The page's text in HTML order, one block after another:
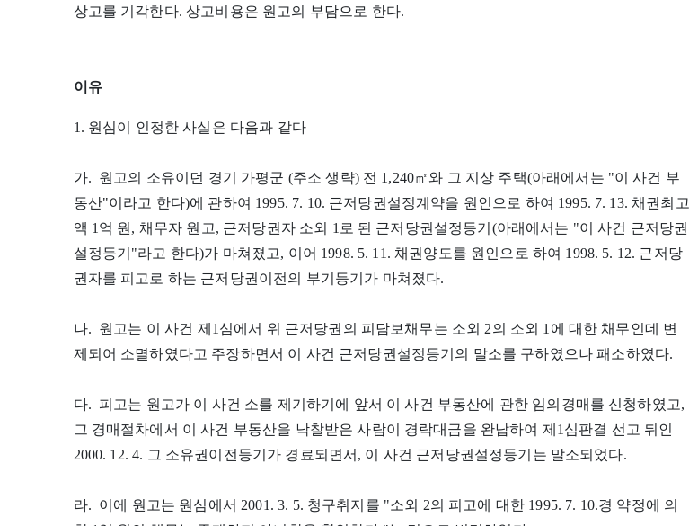
상고를 기각한다. 상고비용은 원고의 부담으로 한다.
이유
1. 원심이 인정한 사실은 다음과 같다
가. 원고의 소유이던 경기 가평군 (주소 생략) 전 1,240㎡와 그 지상 주택(아래에서는 "이 사건 부
동산"이라고 한다)에 관하여 1995. 7. 10. 근저당권설정계약을 원인으로 하여 1995. 7. 13. 채권최고
액 1억 원, 채무자 원고, 근저당권자 소외 1로 된 근저당권설정등기(아래에서는 "이 사건 근저당권
설정등기"라고 한다)가 마쳐졌고, 이어 1998. 5. 11. 채권양도를 원인으로 하여 1998. 5. 12. 근저당
권자를 피고로 하는 근저당권이전의 부기등기가 마쳐졌다.
나. 원고는 이 사건 제1심에서 위 근저당권의 피담보채무는 소외 2의 소외 1에 대한 채무인데 변
제되어 소멸하였다고 주장하면서 이 사건 근저당권설정등기의 말소를 구하였으나 패소하였다.
다. 피고는 원고가 이 사건 소를 제기하기에 앞서 이 사건 부동산에 관한 임의경매를 신청하였고,
그 경매절차에서 이 사건 부동산을 낙찰받은 사람이 경락대금을 완납하여 제1심판결 선고 뒤인
2000. 12. 4. 그 소유권이전등기가 경료되면서, 이 사건 근저당권설정등기는 말소되었다.
라. 이에 원고는 원심에서 2001. 3. 5. 청구취지를 "소외 2의 피고에 대한 1995. 7. 10.경 약정에 의